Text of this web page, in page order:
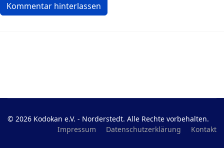
Kommentar hinterlassen
© 2026 Kodokan e.V. - Norderstedt. Alle Rechte vorbehalten.
Impressum
Datenschutzerklärung Kontakt